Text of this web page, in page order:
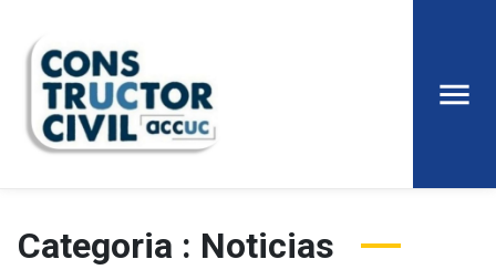
Categoria : Noticias